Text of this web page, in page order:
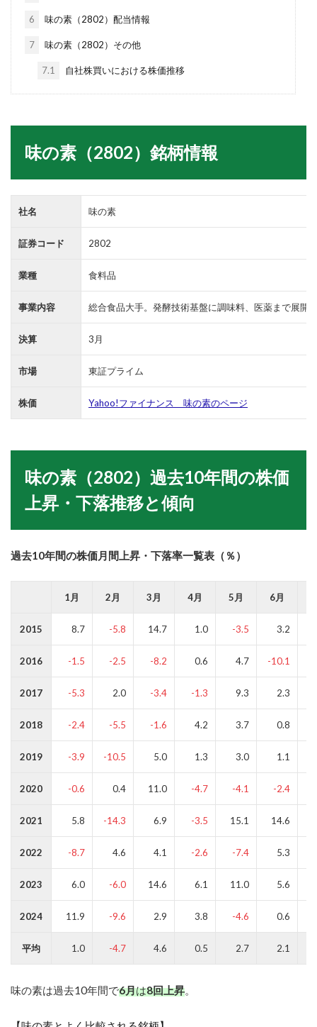
6 味の素（2802）配当情報
7 味の素（2802）その他
7.1 自社株買いにおける株価推移
味の素（2802）銘柄情報
社名 味の素
証券コード 2802
業種 食料品
事業内容 総合食品大手。発酵技術基盤に調味料、医薬まで展開
決算 3月
市場 東証プライム
株価 Yahoo!ファイナンス 味の素のページ
味の素（2802）過去10年間の株価
上昇・下落推移と傾向
過去10年間の株価月間上昇・下落率一覧表（％）
1月 2月 3月 4月 5月 6月
2015 8.7 -5.8 14.7 1.0 -3.5 3.2
2016 -1.5 -2.5 -8.2 0.6 4.7 -10.1
2017 -5.3 2.0 -3.4 -1.3 9.3 2.3
2018 -2.4 -5.5 -1.6 4.2 3.7 0.8
2019 -3.9 -10.5 5.0 1.3 3.0 1.1
2020 -0.6 0.4 11.0 -4.7 -4.1 -2.4
2021 5.8 -14.3 6.9 -3.5 15.1 14.6
2022 -8.7 4.6 4.1 -2.6 -7.4 5.3
2023 6.0 -6.0 14.6 6.1 11.0 5.6
2024 11.9 -9.6 2.9 3.8 -4.6 0.6
平均 1.0 -4.7 4.6 0.5 2.7 2.1
味の素は過去10年間で6月は8回上昇。